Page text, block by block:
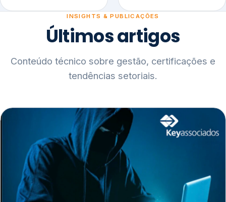
INSIGHTS & PUBLICAÇÕES
Últimos artigos
Conteúdo técnico sobre gestão, certificações e
tendências setoriais.